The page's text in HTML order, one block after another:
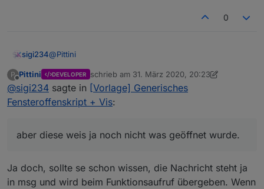
            text: msg
        });
    };
    if (UseAlexa) {
if (AlexaId != "")
    };
    };
0
sigi234@Pittini
Geht, natürlich kommt zwar die Mail, aber diese weis ja
noch nicht was geöffnet wurde.
P
Offline
Pittini DEVELOPER schrieb am 31. März 2020, 20:23
zuletzt editiert von Pittini
@sigi234 sagte in [Vorlage] Generisches
Fensteroffenskript + Vis:
aber diese weis ja noch nicht was geöffnet wurde.
Ja doch, sollte se schon wissen, die Nachricht steht ja
in msg und wird beim Funktionsaufruf übergeben. Wenn